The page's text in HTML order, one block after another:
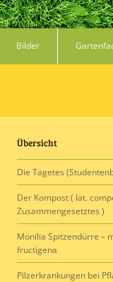
Bilder
Übersicht
Die Tagetes
Der Kompost ( lat.
Zusammengesetztes )
Monilia Spitzendürre –
fructigena
Pilzerkrankungen bei